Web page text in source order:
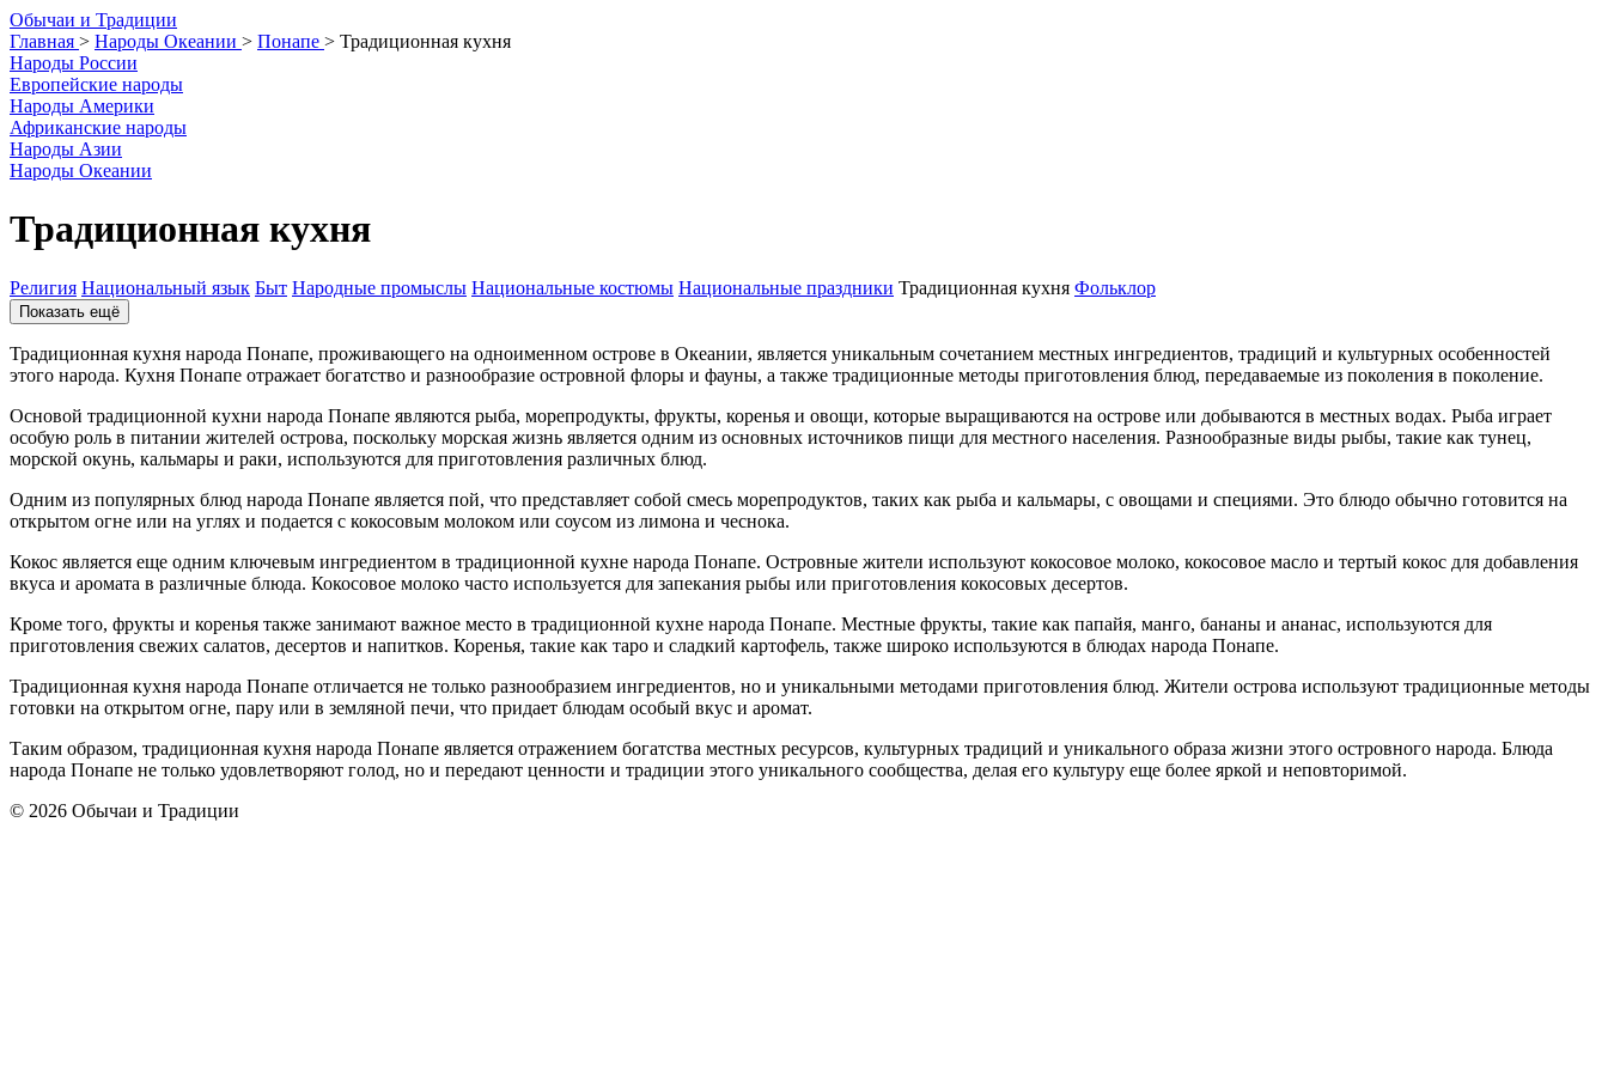
Обычаи и Традиции
Главная > Народы Океании > Понапе > Традиционная кухня
Народы России
Европейские народы
Народы Америки
Африканские народы
Народы Азии
Народы Океании
Традиционная кухня
Религия Национальный язык Быт Народные промыслы Национальные костюмы Национальные праздники Традиционная кухня Фольклор
Показать ещё
Традиционная кухня народа Понапе, проживающего на одноименном острове в Океании, является уникальным сочетанием местных ингредиентов, традиций и культурных особенностей
этого народа. Кухня Понапе отражает богатство и разнообразие островной флоры и фауны, а также традиционные методы приготовления блюд, передаваемые из поколения в поколение.
Основой традиционной кухни народа Понапе являются рыба, морепродукты, фрукты, коренья и овощи, которые выращиваются на острове или добываются в местных водах. Рыба играет
особую роль в питании жителей острова, поскольку морская жизнь является одним из основных источников пищи для местного населения. Разнообразные виды рыбы, такие как тунец,
морской окунь, кальмары и раки, используются для приготовления различных блюд.
Одним из популярных блюд народа Понапе является пой, что представляет собой смесь морепродуктов, таких как рыба и кальмары, с овощами и специями. Это блюдо обычно готовится на
открытом огне или на углях и подается с кокосовым молоком или соусом из лимона и чеснока.
Кокос является еще одним ключевым ингредиентом в традиционной кухне народа Понапе. Островные жители используют кокосовое молоко, кокосовое масло и тертый кокос для добавления
вкуса и аромата в различные блюда. Кокосовое молоко часто используется для запекания рыбы или приготовления кокосовых десертов.
Кроме того, фрукты и коренья также занимают важное место в традиционной кухне народа Понапе. Местные фрукты, такие как папайя, манго, бананы и ананас, используются для
приготовления свежих салатов, десертов и напитков. Коренья, такие как таро и сладкий картофель, также широко используются в блюдах народа Понапе.
Традиционная кухня народа Понапе отличается не только разнообразием ингредиентов, но и уникальными методами приготовления блюд. Жители острова используют традиционные методы
готовки на открытом огне, пару или в земляной печи, что придает блюдам особый вкус и аромат.
Таким образом, традиционная кухня народа Понапе является отражением богатства местных ресурсов, культурных традиций и уникального образа жизни этого островного народа. Блюда
народа Понапе не только удовлетворяют голод, но и передают ценности и традиции этого уникального сообщества, делая его культуру еще более яркой и неповторимой.
© 2026 Обычаи и Традиции